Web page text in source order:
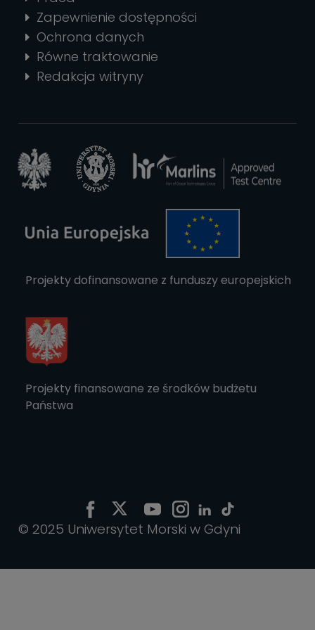
Zapewnienie dostępności
Ochrona danych
Równe traktowanie
Redakcja witryny
Projekty dofinansowane z funduszy europejskich
Projekty finansowane ze środków budżetu
Państwa
© 2025 Uniwersytet Morski w Gdyni